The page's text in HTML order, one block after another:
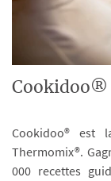
Cookidoo®
Cookidoo® est
Thermomix®.
000 recettes